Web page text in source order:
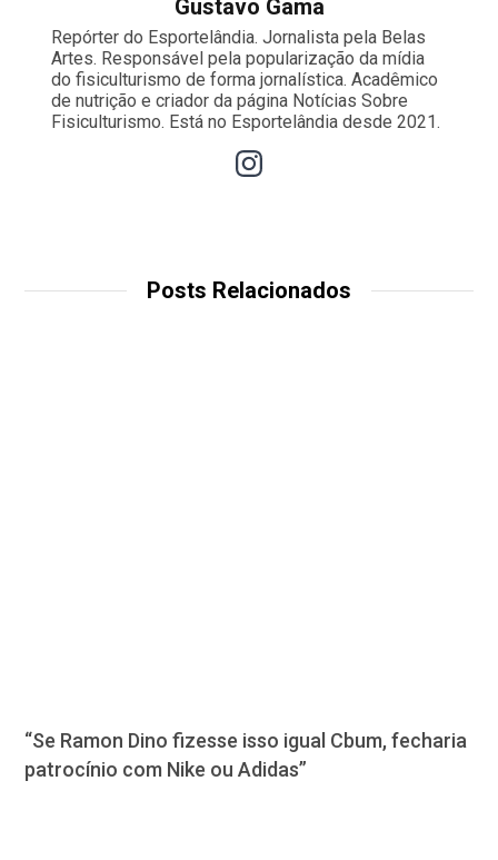
Gustavo Gama
Repórter do Esportelândia. Jornalista pela Belas
Artes. Responsável pela popularização da mídia
do fisiculturismo de forma jornalística. Acadêmico
de nutrição e criador da página Notícias Sobre
Fisiculturismo. Está no Esportelândia desde 2021.
Posts Relacionados
“Se Ramon Dino fizesse isso igual Cbum, fecharia
patrocínio com Nike ou Adidas”